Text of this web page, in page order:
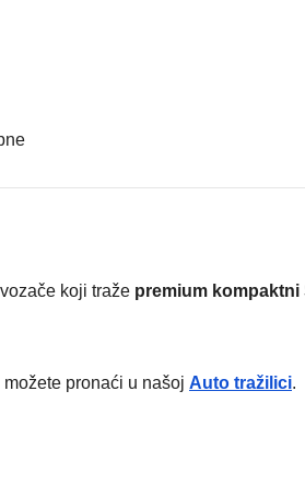
koji traže premium kompaktni
pronaći u našoj Auto tražilici.